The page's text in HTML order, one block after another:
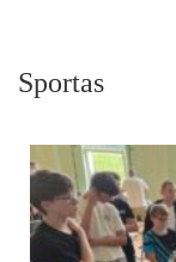
Sportas